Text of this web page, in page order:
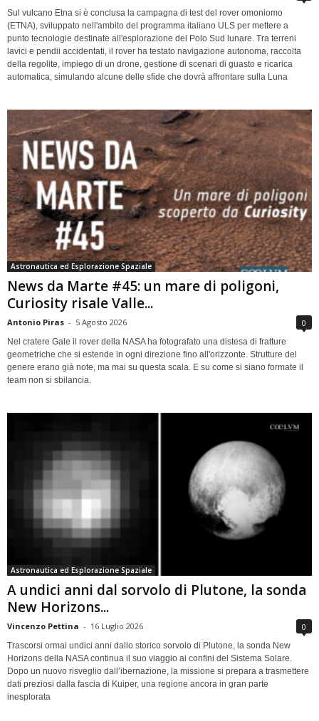
Sul vulcano Etna si è conclusa la campagna di test del rover omoniomo
(ETNA), sviluppato nell'ambito del programma italiano ULS per mettere a
punto tecnologie destinate all'esplorazione del Polo Sud lunare. Tra terreni
lavici e pendii accidentati, il rover ha testato navigazione autonoma, raccolta
della regolite, impiego di un drone, gestione di scenari di guasto e ricarica
automatica, simulando alcune delle sfide che dovrà affrontare sulla Luna
Astronautica ed Esplorazione Spaziale
News da Marte #45: un mare di poligoni,
Curiosity risale Valle...
Antonio Piras - 5 Agosto 2026 0
Nel cratere Gale il rover della NASA ha fotografato una distesa di fratture
geometriche che si estende in ogni direzione fino all'orizzonte. Strutture del
genere erano già note, ma mai su questa scala. E su come si siano formate il
team non si sbilancia.
Astronautica ed Esplorazione Spaziale
A undici anni dal sorvolo di Plutone, la sonda
New Horizons...
Vincenzo Pettina - 16 Luglio 2026 0
Trascorsi ormai undici anni dallo storico sorvolo di Plutone, la sonda New
Horizons della NASA continua il suo viaggio ai confini del Sistema Solare.
Dopo un nuovo risveglio dall’ibernazione, la missione si prepara a trasmettere
dati preziosi dalla fascia di Kuiper, una regione ancora in gran parte
inesplorata